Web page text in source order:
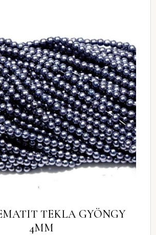
TEKLA GYÖNGY
4MM